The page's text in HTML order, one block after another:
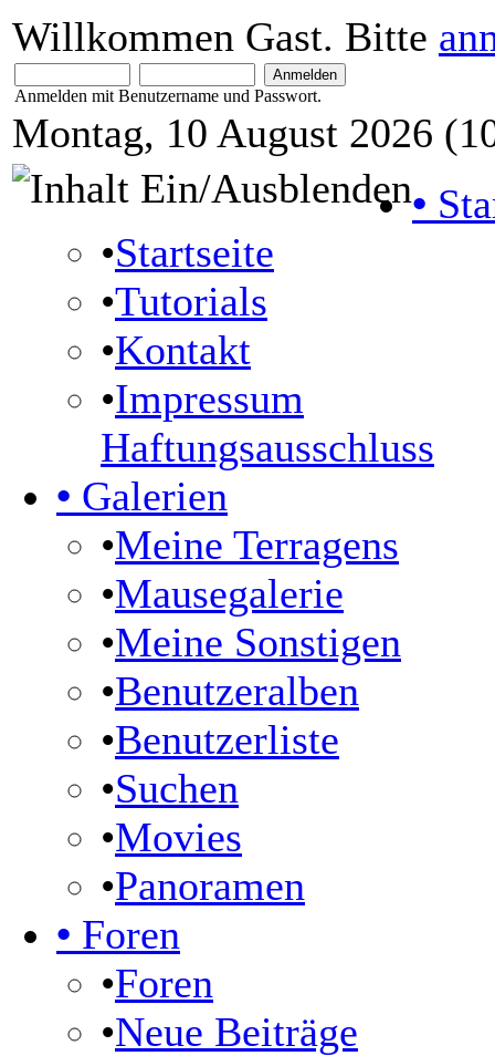
Willkommen Gast. Bitte
Anmelden mit Benutzername und Passwort.
Montag, 10 August 2026
•
•Startseite
•Tutorials
•Kontakt
•Impressum
Haftungsausschluss
• Galerien
•Meine Terragens
•Mausegalerie
•Meine Sonstigen
•Benutzeralben
•Benutzerliste
•Suchen
•Movies
•Panoramen
• Foren
•Foren
•Neue Beiträge